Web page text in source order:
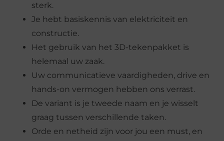
sterk.
Je hebt basiskennis van elektriciteit en
constructie.
Het gebruik van het 3D-tekenpakket is
helemaal uw zaak.
Uw communicatieve vaardigheden, drive en
hands-on vermogen hebben ons verrast.
De variant is je tweede naam en je wisselt
graag tussen verschillende taken.
Orde en netheid zijn voor jou een must, en